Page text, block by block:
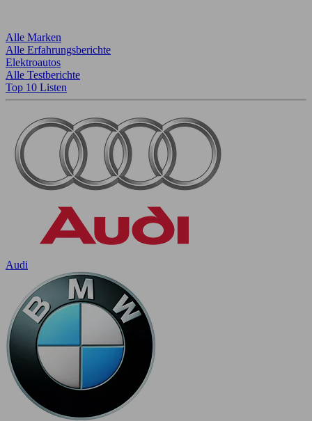
Alle Marken
Alle Erfahrungsberichte
Elektroautos
Alle Testberichte
Top 10 Listen
Audi